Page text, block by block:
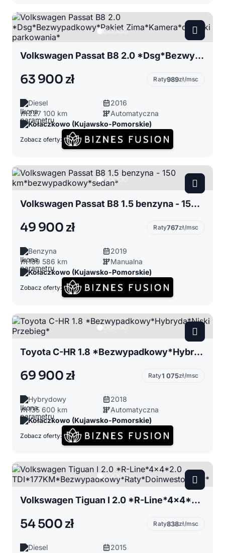
Volkswagen Passat B8 2.0 *Dsg*Bezwypadkowy*Pakiet Zima*Kamera*czujniki parkowania*
63 900 zł Raty989zł/msc
Diesel
2016
227 100 km
Automatyczna
Kołaczkowo (Kujawsko-Pomorskie)
Zobacz oferty:
Volkswagen Passat B8 1.5 benzyna - 150 km*bezwypadkowy*sedan*
49 900 zł Raty767zł/msc
Benzyna
2019
189 586 km
Manualna
Kołaczkowo (Kujawsko-Pomorskie)
Zobacz oferty:
Toyota C-HR 1.8 *Bezwypadkowy*Hybryda*Niski Przebieg*
69 900 zł Raty1 075zł/msc
Hybrydowy
2018
135 600 km
Automatyczna
Kołaczkowo (Kujawsko-Pomorskie)
Zobacz oferty:
Volkswagen Tiguan I 2.0 *R-Line*4x4*2.0 TDI*177KM*Bezwypadkowy*Raty*Doinwestowany*
54 500 zł Raty838zł/msc
Diesel
2015